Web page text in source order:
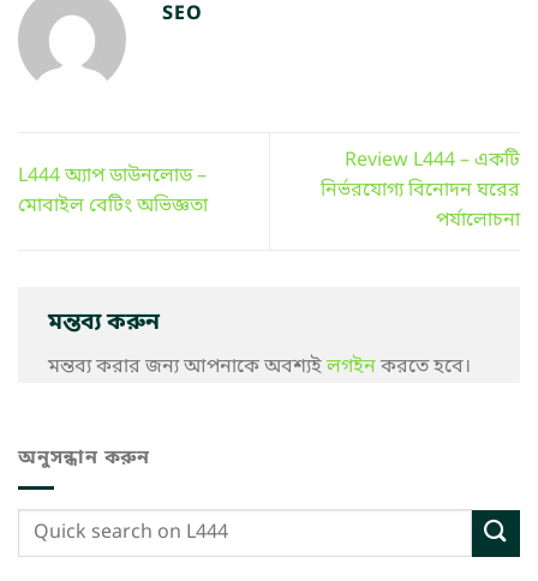
SEO
L444 অ্যাপ ডাউনলোড –
মোবাইল বেটিং অভিজ্ঞতা
Review L444 – একটি
নির্ভরযোগ্য বিনোদন ঘরের
পর্যালোচনা
মন্তব্য করুন
মন্তব্য করার জন্য আপনাকে অবশ্যইলগইনকরতে হবে।
অনুসন্ধান করুন